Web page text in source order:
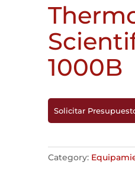
1000B
Solicitar
Category: